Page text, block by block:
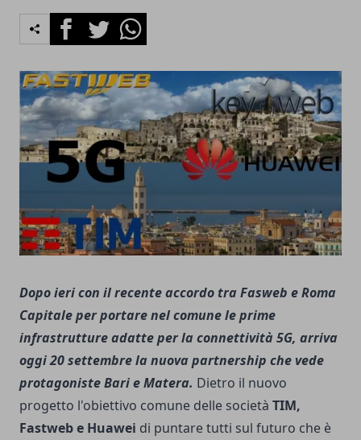
FacebookTwitterWhatsapp
Dopo ieri con il recente accordo tra Fasweb e Roma
Capitaleper portare nel comune le prime
infrastrutture adatte per la connettività 5G, arriva
oggi 20 settembre la nuova partnership che vede
protagoniste Bari e Matera. Dietro il nuovo
progetto l'obiettivo comune delle società TIM,
Fastweb e Huawei di puntare tutti sul futuro che è